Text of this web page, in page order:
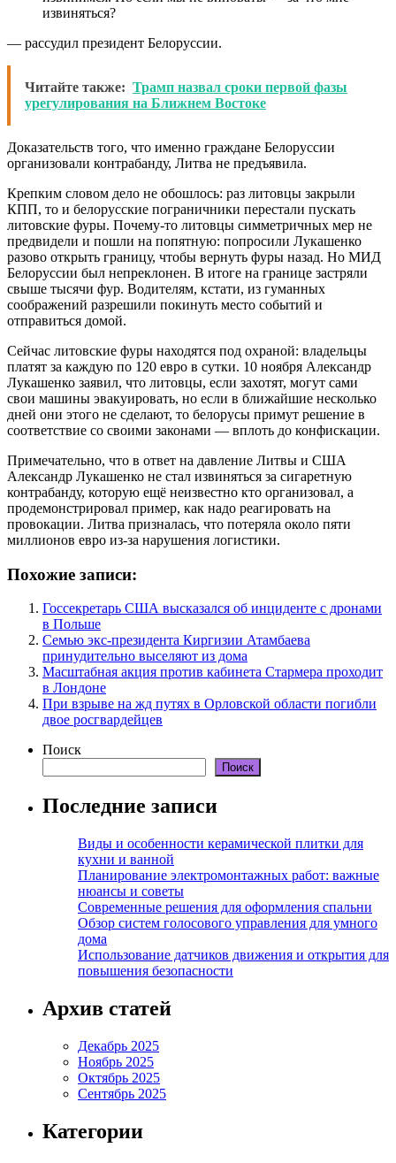
извиняться?
— рассудил президент Белоруссии.
Читайте также: Трамп назвал сроки первой фазы
урегулирования на Ближнем Востоке
Доказательств того, что именно граждане Белоруссии
организовали контрабанду, Литва не предъявила.
Крепким словом дело не обошлось: раз литовцы закрыли
КПП, то и белорусские пограничники перестали пускать
литовские фуры. Почему-то литовцы симметричных мер не
предвидели и пошли на попятную: попросили Лукашенко
разово открыть границу, чтобы вернуть фуры назад. Но МИД
Белоруссии был непреклонен. В итоге на границе застряли
свыше тысячи фур. Водителям, кстати, из гуманных
соображений разрешили покинуть место событий и
отправиться домой.
Сейчас литовские фуры находятся под охраной: владельцы
платят за каждую по 120 евро в сутки. 10 ноября Александр
Лукашенко заявил, что литовцы, если захотят, могут сами
свои машины эвакуировать, но если в ближайшие несколько
дней они этого не сделают, то белорусы примут решение в
соответствие со своими законами — вплоть до конфискации.
Примечательно, что в ответ на давление Литвы и США
Александр Лукашенко не стал извиняться за сигаретную
контрабанду, которую ещё неизвестно кто организовал, а
продемонстрировал пример, как надо реагировать на
провокации. Литва призналась, что потеряла около пяти
миллионов евро из-за нарушения логистики.
Похожие записи:
Госсекретарь США высказался об инциденте с дронами
в Польше
Семью экс-президента Киргизии Атамбаева
принудительно выселяют из дома
Масштабная акция против кабинета Стармера проходит
в Лондоне
При взрыве на жд путях в Орловской области погибли
двое росгвардейцев
Поиск
Поиск
Последние записи
Виды и особенности керамической плитки для
кухни и ванной
Планирование электромонтажных работ: важные
нюансы и советы
Современные решения для оформления спальни
Обзор систем голосового управления для умного
дома
Использование датчиков движения и открытия для
повышения безопасности
Архив статей
Декабрь 2025
Ноябрь 2025
Октябрь 2025
Сентябрь 2025
Категории